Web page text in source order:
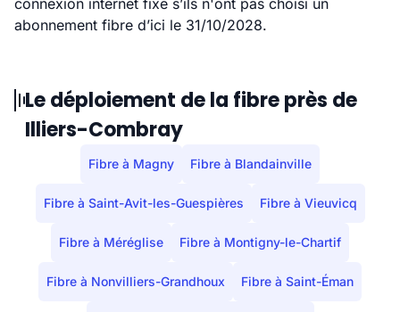
connexion internet fixe s’ils n'ont pas choisi un
abonnement fibre d’ici le 31/10/2028.
Le déploiement de la fibre près de
Illiers-Combray
Fibre à Magny Fibre à Blandainville
Fibre à Saint-Avit-les-Guespières Fibre à Vieuvicq
Fibre à Méréglise Fibre à Montigny-le-Chartif
Fibre à Nonvilliers-Grandhoux Fibre à Saint-Éman